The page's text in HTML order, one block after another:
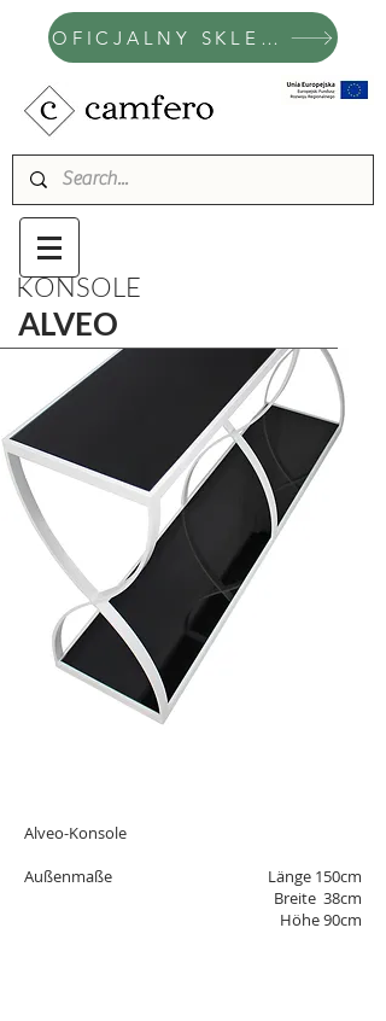
OFICJALNY SKLEP CAMFERO
KONSOLE
ALVEO
Alveo-Konsole
Außenmaße
Länge 150cm
Breite 38cm
Höhe 90cm